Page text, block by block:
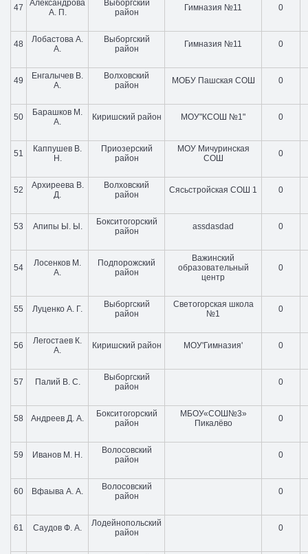
47
Александрова
А. П.
Выборгский
район
Гимназия №11 0
48
Лобастова А.
А.
Выборгский
район
Гимназия №11 0
49
Енгалычев В.
А.
Волховский
район
МОБУ Пашская СОШ 0
50
Барашков М.
А.
Киришский район МОУ"КСОШ №1" 0
51
Каппушев В.
Н.
Приозерский
район
МОУ Мичуринская
СОШ
0
52
Архиреева В.
Д.
Волховский
район
Сясьстройская СОШ 1 0
53 Апипы Ы. Ы.
Бокситогорский
район
assdasdad 0
54
Лосенков М.
А.
Подпорожский
район
Важинский
образовательный
центр
0
55 Луценко А. Г.
Выборгский
район
Cветогорская школа
№1
0
56
Легостаев К.
А.
Киришский район МОУ'Гимназия' 0
57 Палий В. С.
Выборгский
район
0
58 Андреев Д. А.
Бокситогорский
район
МБОУ«СОШ№3»
Пикалёво
0
59 Иванов М. Н.
Волосовский
район
0
60 Вфаыва А. А.
Волосовский
район
0
61 Саудов Ф. А.
Лодейнопольский
район
0